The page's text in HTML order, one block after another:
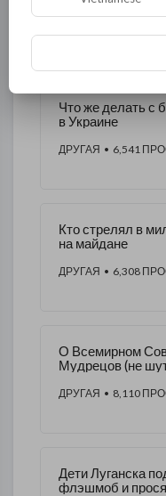
ДРУГОЕ ЭТОГО
Что же делать с
в Украине
ДРУГАЯ • 6,541
Кто стрелял в
на майдане
ДРУГАЯ • 6,308
О Всемирном
Мудрецов (не
ДРУГАЯ • 8,110
Дети Луганска
флэшмоб и